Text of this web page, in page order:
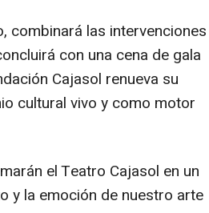
combinará las intervenciones
con una cena de gala
Cajasol renueva su
cultural vivo y como motor
el Teatro Cajasol en un
y la emoción de nuestro arte